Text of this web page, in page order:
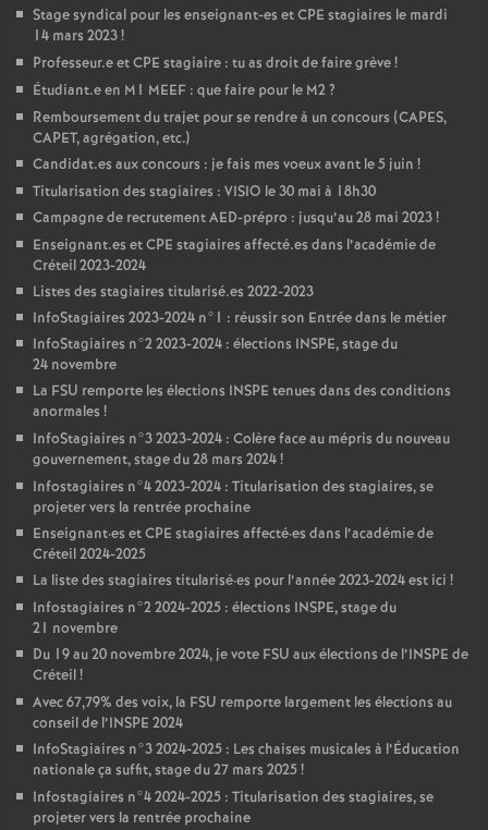
Stage syndical pour les enseignant-es etCPE stagiaires le mardi
14 mars 2023!
Professeur.e etCPE stagiaire : tu as droit de faire grève!
Étudiant.e en M1 MEEF : que faire pour le M2?
Remboursement du trajet pour se rendre à un concours (CAPES,
CAPET, agrégation, etc.)
Candidat.es aux concours : je fais mes voeux avant le 5 juin !
Titularisation des stagiaires : VISIO le 30 mai à 18h30
Campagne de recrutementAED-prépro : jusqu’au 28 mai 2023!
Enseignant.es etCPE stagiaires affecté.es dans l’académie de
Créteil 2023-2024
Listes des stagiaires titularisé.es 2022-2023
InfoStagiaires 2023-2024 n°1 : réussir son Entrée dans le métier
InfoStagiaires n°2 2023-2024 : élections INSPE, stage du
24 novembre
La FSU remporte les élections INSPE tenues dans des conditions
anormales !
InfoStagiaires n°3 2023-2024 : Colère face au mépris du nouveau
gouvernement, stage du 28 mars 2024!
Infostagiaires n°4 2023-2024 : Titularisation des stagiaires, se
projeter vers la rentrée prochaine
Enseignant·es etCPE stagiaires affecté·es dans l’académie de
Créteil 2024-2025
La liste des stagiaires titularisé·es pour l’année 2023-2024 est ici !
Infostagiaires n°2 2024-2025 : élections INSPE, stage du
21 novembre
Du 19 au 20 novembre 2024, je vote FSU aux élections de l’INSPE de
Créteil!
Avec 67,79% des voix, la FSU remporte largement les élections au
conseil de l’INSPE 2024
InfoStagiaires n°3 2024-2025 : Les chaises musicales à l’Éducation
nationale ça suffit, stage du 27 mars 2025!
Infostagiaires n°4 2024-2025 : Titularisation des stagiaires, se
projeter vers la rentrée prochaine